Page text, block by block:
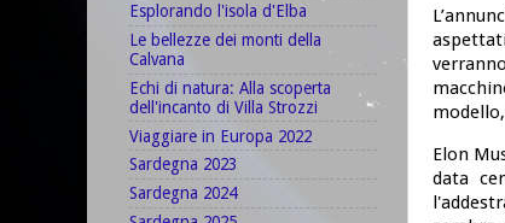
Elon
data
Esplorando l'isola d'Elba
Le bellezze dei monti della
Calvana
Echi di natura: Alla scoperta
dell'incanto di Villa Strozzi
Viaggiare in Europa 2022
Sardegna 2023
Sardegna 2024